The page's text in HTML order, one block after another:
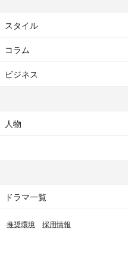
スタイル
コラム
ビジネス
人物
ドラマ一覧
推奨環境 採用情報